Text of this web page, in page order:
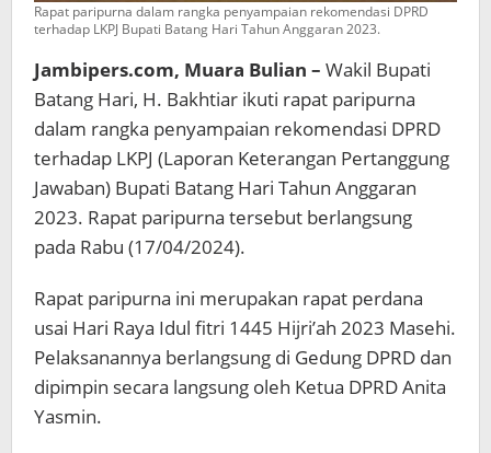
Rapat paripurna dalam rangka penyampaian rekomendasi DPRD
terhadap LKPJ Bupati Batang Hari Tahun Anggaran 2023.
Jambipers.com, Muara Bulian – Wakil Bupati
Batang Hari, H. Bakhtiar ikuti rapat paripurna
dalam rangka penyampaian rekomendasi DPRD
terhadap LKPJ (Laporan Keterangan Pertanggung
Jawaban) Bupati Batang Hari Tahun Anggaran
2023. Rapat paripurna tersebut berlangsung
pada Rabu (17/04/2024).
Rapat paripurna ini merupakan rapat perdana
usai Hari Raya Idul fitri 1445 Hijri’ah 2023 Masehi.
Pelaksanannya berlangsung di Gedung DPRD dan
dipimpin secara langsung oleh Ketua DPRD Anita
Yasmin.